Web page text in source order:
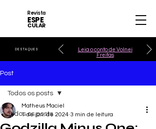
Revista
ESPE
CULAR
DESTAQUES
Leia o conto de Volnei
Freitas
Post
Todos os posts
Todos os posts
Matheus Maciel
1 de jan. de 2024 3 min de leitura